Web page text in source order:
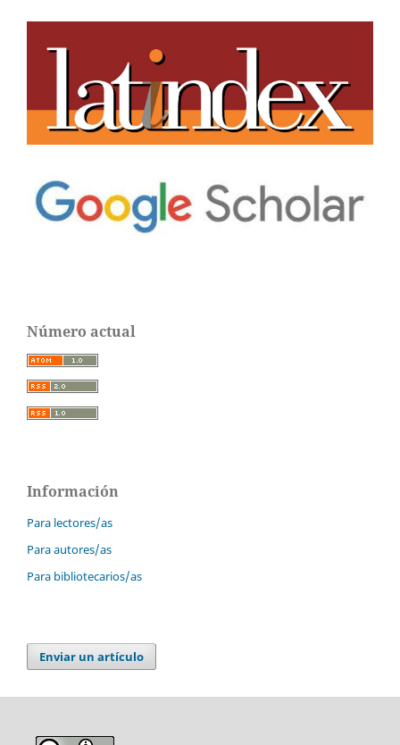
Número actual
Información
Para lectores/as
Para autores/as
Para bibliotecarios/as
Enviar un artículo